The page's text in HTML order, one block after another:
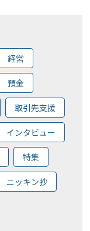
経営
預金
取引先支援
インタビュー
特集
ニッキン抄